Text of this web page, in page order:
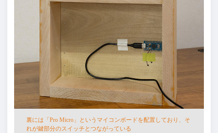
裏には「Pro Micro」というマイコンボードを配置しており、そ
れが鍵部分のスイッチとつながっている